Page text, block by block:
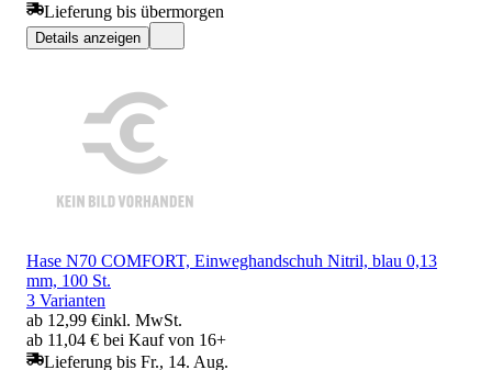
Lieferung bis übermorgen
Details anzeigen
Hase N70 COMFORT, Einweghandschuh Nitril, blau 0,13
mm, 100 St.
3 Varianten
ab 12,99 €inkl. MwSt.
ab 11,04 € bei Kauf von 16+
Lieferung bis Fr., 14. Aug.